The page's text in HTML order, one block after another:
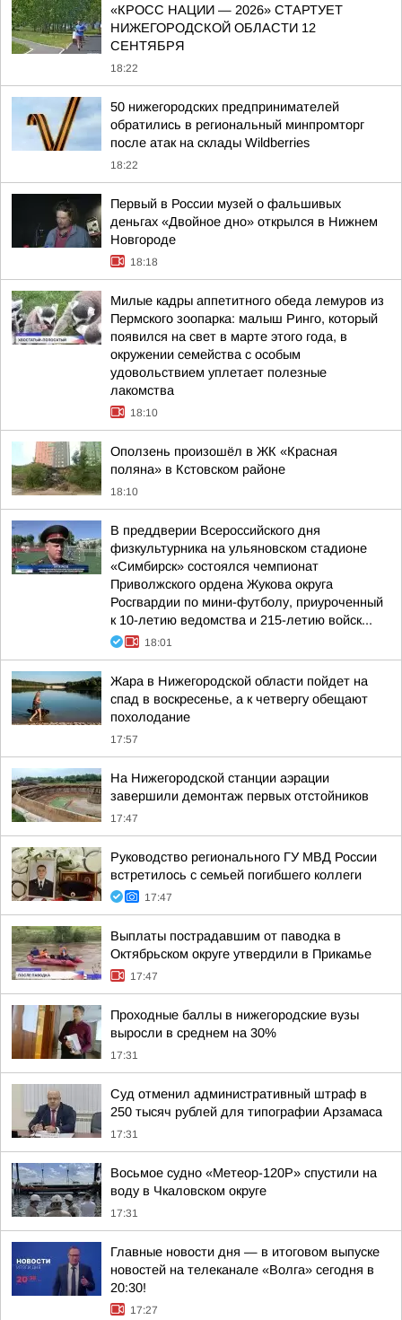
«КРОСС НАЦИИ — 2026» СТАРТУЕТ
НИЖЕГОРОДСКОЙ ОБЛАСТИ 12
СЕНТЯБРЯ
18:22
50 нижегородских предпринимателей
обратились в региональный минпромторг
после атак на склады Wildberries
18:22
Первый в России музей о фальшивых
деньгах «Двойное дно» открылся в Нижнем
Новгороде
18:18
Милые кадры аппетитного обеда лемуров из
Пермского зоопарка: малыш Ринго, который
появился на свет в марте этого года, в
окружении семейства с особым
удовольствием уплетает полезные
лакомства
18:10
Оползень произошёл в ЖК «Красная
поляна» в Кстовском районе
18:10
В преддверии Всероссийского дня
физкультурника на ульяновском стадионе
«Симбирск» состоялся чемпионат
Приволжского ордена Жукова округа
Росгвардии по мини-футболу, приуроченный
к 10-летию ведомства и 215-летию войск...
18:01
Жара в Нижегородской области пойдет на
спад в воскресенье, а к четвергу обещают
похолодание
17:57
На Нижегородской станции аэрации
завершили демонтаж первых отстойников
17:47
Руководство регионального ГУ МВД России
встретилось с семьей погибшего коллеги
17:47
Выплаты пострадавшим от паводка в
Октябрьском округе утвердили в Прикамье
17:47
Проходные баллы в нижегородские вузы
выросли в среднем на 30%
17:31
Суд отменил административный штраф в
250 тысяч рублей для типографии Арзамаса
17:31
Восьмое судно «Метеор-120Р» спустили на
воду в Чкаловском округе
17:31
Главные новости дня — в итоговом выпуске
новостей на телеканале «Волга» сегодня в
20:30!
17:27